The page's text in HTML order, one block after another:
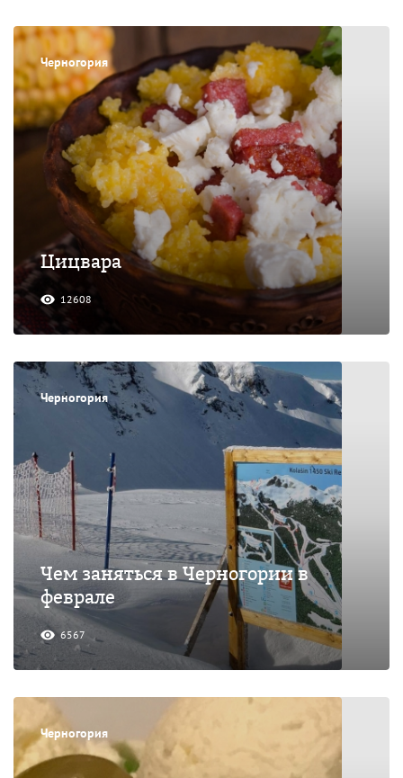
Черногория
Цицвара
12608
Черногория
Чем заняться в Черногории в
феврале
6567
Черногория